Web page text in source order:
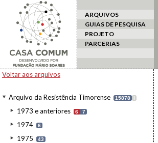
ARQUIVOS
GUIAS DE PESQUISA
PROJETO
PARCERIAS
Voltar aos arquivos
Arquivo da Resistência Timorense 15878 I
1973 e anteriores 6 7
1974 6
1975 43